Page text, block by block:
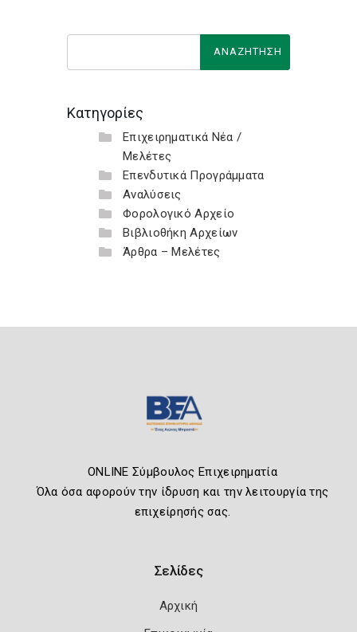
Κατηγορίες
Επιχειρηματικά Νέα /
Μελέτες
Επενδυτικά Προγράμματα
Αναλύσεις
Φορολογικό Αρχείο
Βιβλιοθήκη Αρχείων
Άρθρα – Μελέτες
ONLINE Σύμβουλος Επιχειρηματία
Όλα όσα αφορούν την ίδρυση και την λειτουργία της
επιχείρησής σας.
Σελίδες
Αρχική